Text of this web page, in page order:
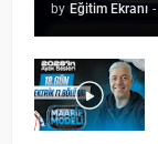
by Eğitim Ekranı -